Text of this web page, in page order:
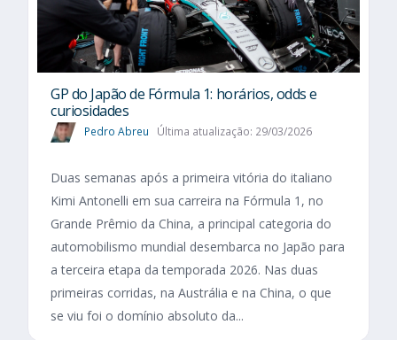
GP do Japão de Fórmula 1: horários, odds e
curiosidades
Pedro Abreu Última atualização: 29/03/2026
Duas semanas após a primeira vitória do italiano
Kimi Antonelli em sua carreira na Fórmula 1, no
Grande Prêmio da China, a principal categoria do
automobilismo mundial desembarca no Japão para
a terceira etapa da temporada 2026. Nas duas
primeiras corridas, na Austrália e na China, o que
se viu foi o domínio absoluto da...